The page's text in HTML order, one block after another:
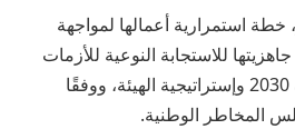
خطة استمرارية أعمالها لمواجهة
للاستجابة النوعية للأزمات
لتتماشى مع رؤية المملكة 2030 وإستراتيجية الهيئة، ووفقًا
المخاطر الوطنية.